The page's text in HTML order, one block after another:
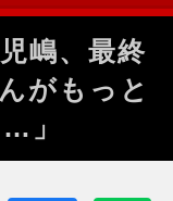
嶋、最終
がもっと
」